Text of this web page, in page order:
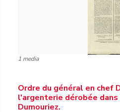
1 media
Ordre du général en chef
l'argenterie dérobée
Dumouriez.